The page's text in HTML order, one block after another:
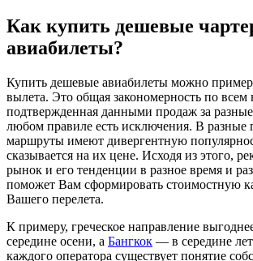
Как купить дешевые
авиабилеты?
Купить дешевые авиабилеты можно
вылета. Это общая закономерность по всем
подтвержденная данными продаж за
любом правиле есть исключения. В разные
маршруты имеют дивергентную
сказывается на их цене. Исходя из этого,
рынок и его тенденции в разное время и
поможет Вам сформировать стоимостную
Вашего перелета.
К примеру, греческое направление
середине осени, а Бангкок — в середине
каждого оператора существует понятие